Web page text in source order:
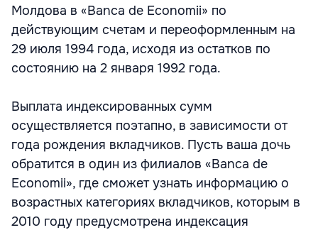
Молдова в «Banca de Economii» по
действующим счетам и переоформленным на
29 июля 1994 года, исходя из остатков по
состоянию на 2 января 1992 года.
Выплата индексированных сумм
осуществляется поэтапно, в зависимости от
года рождения вкладчиков. Пусть ваша дочь
обратится в один из филиалов «Banca de
Economii», где сможет узнать информацию о
возрастных категориях вкладчиков, которым в
2010 году предусмотрена индексация